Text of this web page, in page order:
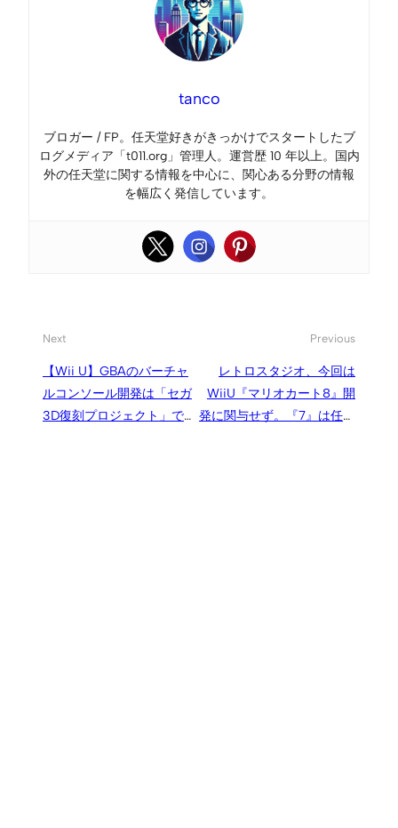
tanco
ブロガー / FP。任天堂好きがきっかけでスタートしたブ
ログメディア「t011.org」管理人。運営歴 10 年以上。国内
外の任天堂に関する情報を中心に、関心ある分野の情報
を幅広く発信しています。
Next
【Wii U】GBAのバーチャ
ルコンソール開発は「セガ
3D復刻プロジェクト」でも
Previous
レトロスタジオ、今回は
WiiU『マリオカート8』開
発に関与せず。『7』は任天